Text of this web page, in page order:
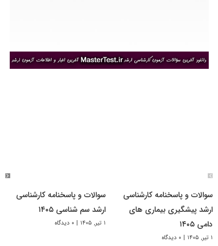
سوالات و پاسخنامه کارشناسی
ارشد پیشگیری بیماری های
دامی ۱۴۰۵
۱ تیر, ۱۴۰۵ | ۰ دیدگاه
سوالات و پاسخنامه کارشناسی
ارشد سم شناسی ۱۴۰۵
۱ تیر, ۱۴۰۵ | ۰ دیدگاه